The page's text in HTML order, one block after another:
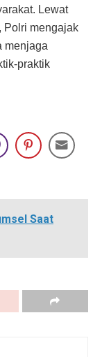
Lewat
Polri mengajak
menjaga
praktik
Saat